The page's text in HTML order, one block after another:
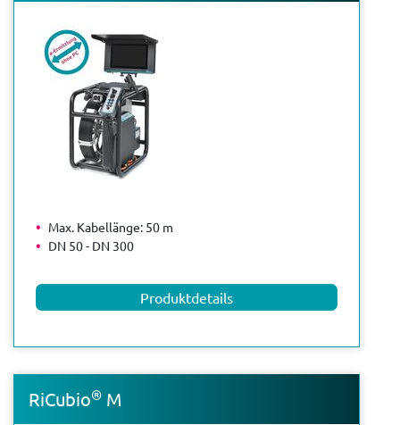
Max. Kabellänge: 50 m
DN 50 - DN 300
Produktdetails
RiCubio® M